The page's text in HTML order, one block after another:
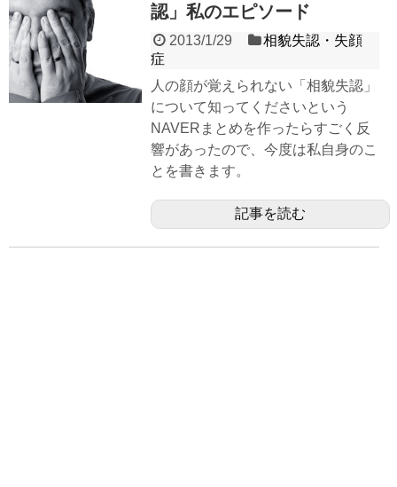
認」私のエピソード
2013/1/29
相貌失認・失顔
症
人の顔が覚えられない「相貌失認」
について知ってくださいという
NAVERまとめを作ったらすごく反
響があったので、今度は私自身のこ
とを書きます。
記事を読む